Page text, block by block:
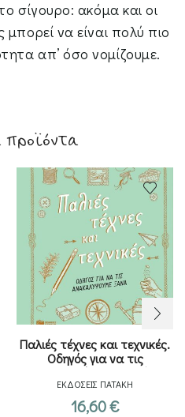
σίγουρο: ακόμα και οι
μπορεί να είναι πολύ πιο
απ’ όσο νομίζουμε.
προϊόντα
Παλιές τέχνες και τεχνικές.
Οδηγός για να τις
ανακαλύψουμε ξανά
ΕΚΔΟΣΕΙΣ ΠΑΤΑΚΗ
16,60€